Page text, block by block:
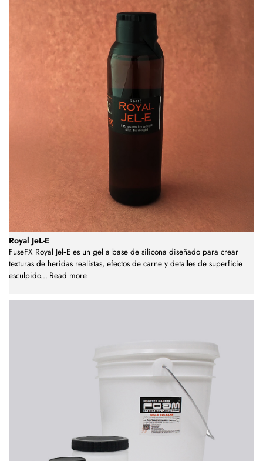
Royal JeL-E
FuseFX Royal Jel‑E es un gel a base de silicona diseñado para crear
texturas de heridas realistas, efectos de carne y detalles de superficie
esculpido... Read more